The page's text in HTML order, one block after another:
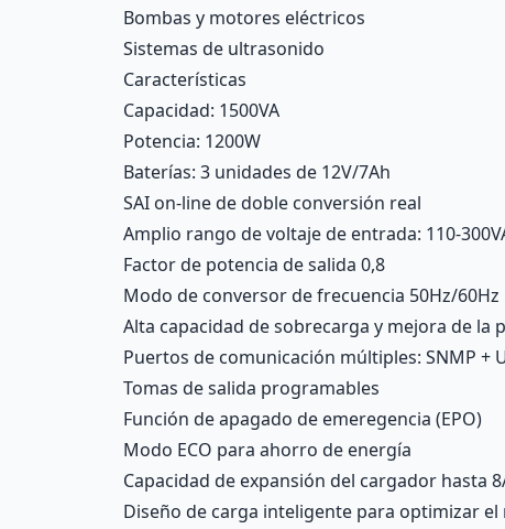
Bombas y motores eléctricos
Sistemas de ultrasonido
Características
Capacidad: 1500VA
Potencia: 1200W
Baterías: 3 unidades de 12V/7Ah
SAI on-line de doble conversión real
Amplio rango de voltaje de entrada: 110-
Factor de potencia de salida 0,8
Modo de conversor de frecuencia 50Hz/60Hz
Alta capacidad de sobrecarga y mejora de
Puertos de comunicación múltiples: SNMP +
Tomas de salida programables
Función de apagado de emeregencia (EPO)
Modo ECO para ahorro de energía
Capacidad de expansión del cargador hasta
Diseño de carga inteligente para optimizar